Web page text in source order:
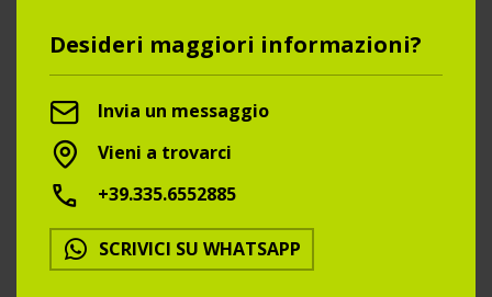
Desideri maggiori informazioni?
Invia un messaggio
Vieni a trovarci
+39.335.6552885
SCRIVICI SU WHATSAPP